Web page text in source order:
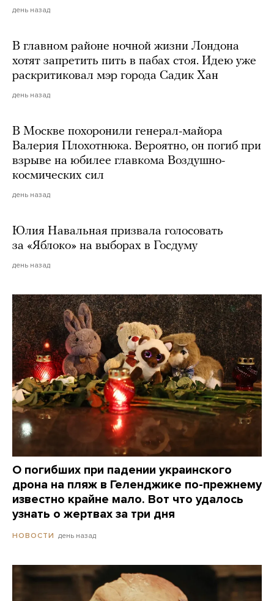
день назад
В главном районе ночной жизни Лондона
хотят запретить пить в пабах стоя. Идею уже
раскритиковал мэр города Садик Хан
день назад
В Москве похоронили генерал-майора
Валерия Плохотнюка. Вероятно, он погиб при
взрыве на юбилее главкома Воздушно-
космических сил
день назад
Юлия Навальная призвала голосовать
за «Яблоко» на выборах в Госдуму
день назад
О погибших при падении украинского
дрона на пляж в Геленджике по-прежнему
известно крайне мало. Вот что удалось
узнать о жертвах за три дня
НОВОСТИ день назад